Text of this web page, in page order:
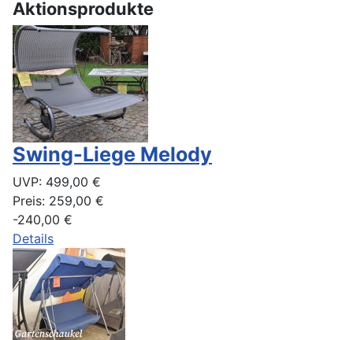
Aktionsprodukte
Swing-Liege Melody
UVP: 499,00 €
Preis: 259,00 €
-240,00 €
Details